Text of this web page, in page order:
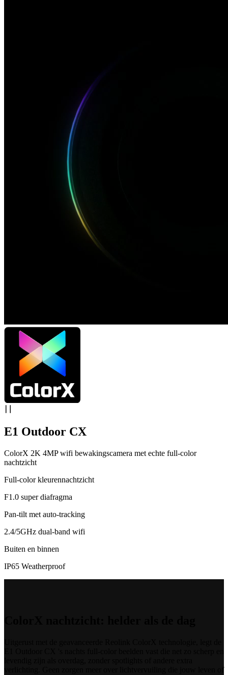
E1 Outdoor CX
ColorX 2K 4MP wifi bewakingscamera met echte full-color
nachtzicht
Full-color kleurennachtzicht
F1.0 super diafragma
Pan-tilt met auto-tracking
2.4/5GHz dual-band wifi
Buiten en binnen
IP65 Weatherproof